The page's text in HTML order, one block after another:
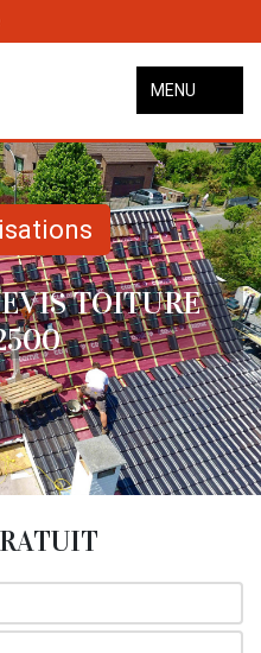
MENU
TOITURE